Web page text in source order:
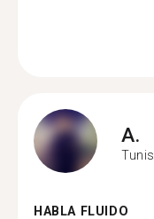
A.
Tunis
HABLA FLUIDO